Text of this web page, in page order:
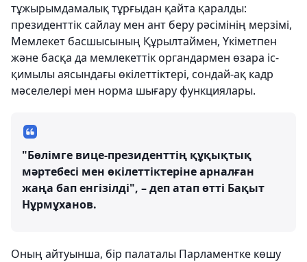
тұжырымдамалық тұрғыдан қайта қаралды:
президенттік сайлау мен ант беру рәсімінің мерзімі,
Мемлекет басшысының Құрылтаймен, Үкіметпен
және басқа да мемлекеттік органдармен өзара іс-
қимылы аясындағы өкілеттіктері, сондай-ақ кадр
мәселелері мен норма шығару функциялары.
"Бөлімге вице-президенттің құқықтық
мәртебесі мен өкілеттіктеріне арналған
жаңа бап енгізілді", – деп атап өтті Бақыт
Нұрмұханов.
Оның айтуынша, бір палаталы Парламентке көшу